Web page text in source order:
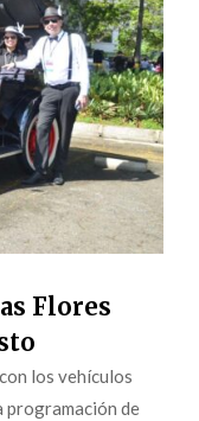
Flores
los vehículos
programación de